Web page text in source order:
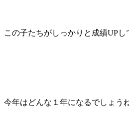
この子たちがしっかりと成績UP
今年はどんな１年になるでしょうね